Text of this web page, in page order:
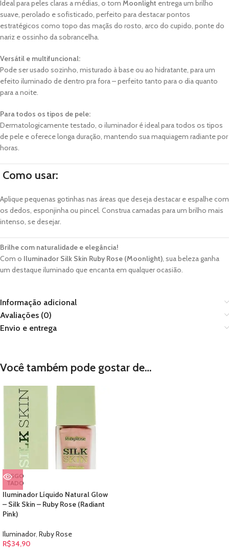
Ideal para peles claras a médias, o tom Moonlight entrega um brilho
suave, perolado e sofisticado, perfeito para destacar pontos
estratégicos como topo das maçãs do rosto, arco do cupido, ponte do
nariz e ossinho da sobrancelha.
Versátil e multifuncional:
Pode ser usado sozinho, misturado à base ou ao hidratante, para um
efeito iluminado de dentro pra fora – perfeito tanto para o dia quanto
para a noite.
Para todos os tipos de pele:
Dermatologicamente testado, o iluminador é ideal para todos os tipos
de pele e oferece longa duração, mantendo sua maquiagem radiante por
horas.
Como usar:
Aplique pequenas gotinhas nas áreas que deseja destacar e espalhe com
os dedos, esponjinha ou pincel. Construa camadas para um brilho mais
intenso, se desejar.
Brilhe com naturalidade e elegância!
Com o Iluminador Silk Skin Ruby Rose (Moonlight), sua beleza ganha
um destaque iluminado que encanta em qualquer ocasião.
Informação adicional
Avaliações (0)
Envio e entrega
Você também pode gostar de…
ESGO
TADO
Iluminador Líquido Natural Glow
– Silk Skin – Ruby Rose (Radiant
Pink)
Iluminador, Ruby Rose
R$34,90